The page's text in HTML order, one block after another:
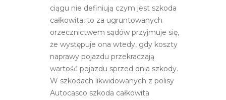
ciągu nie definiują czym jest szkoda
całkowita, to za ugruntowanych
orzecznictwem sądów przyjmuje się,
że występuje ona wtedy, gdy koszty
naprawy pojazdu przekraczają
wartość pojazdu sprzed dnia szkody.
W szkodach likwidowanych z polisy
Autocasco szkoda całkowita